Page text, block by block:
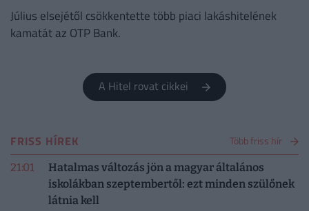
Július elsejétől csökkentette több piaci lakáshitelének
kamatát az OTP Bank.
A Hitel rovat cikkei
FRISS HÍREK Több friss hír
21:01
Hatalmas változás jön a magyar általános
iskolákban szeptembertől: ezt minden szülőnek
látnia kell